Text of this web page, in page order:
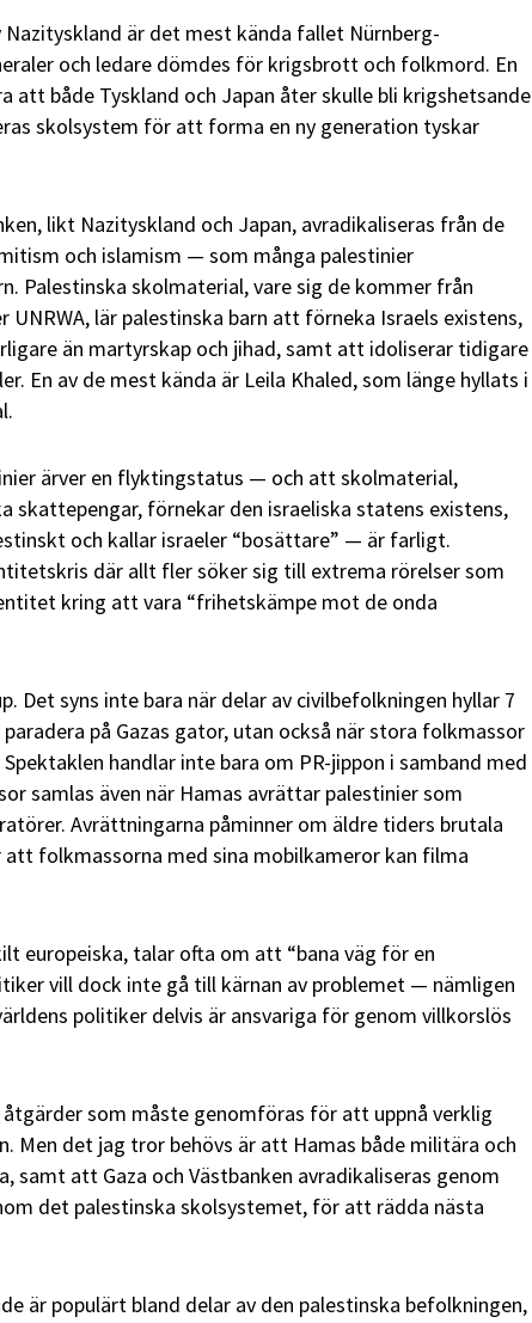
är det mest kända fallet Nürnberg-
och ledare dömdes för krigsbrott och folkmord. En
att både Tyskland och Japan åter skulle bli krigshetsande
skolsystem för att forma en ny generation tyskar
likt Nazityskland och Japan, avradikaliseras från de
och islamism — som många palestinier
Palestinska skolmaterial, vare sig de kommer från
UNRWA, lär palestinska barn att förneka Israels existens,
än martyrskap och jihad, samt att idoliserar tidigare
En av de mest kända är Leila Khaled, som länge hyllats i
ärver en flyktingstatus — och att skolmaterial,
skattepengar, förnekar den israeliska statens existens,
och kallar israeler “bosättare” — är farligt.
där allt fler söker sig till extrema rörelser som
kring att vara “frihetskämpe mot de onda
Det syns inte bara när delar av civilbefolkningen hyllar 7
på Gazas gator, utan också när stora folkmassor
handlar inte bara om PR-jippon i samband med
samlas även när Hamas avrättar palestinier som
Avrättningarna påminner om äldre tiders brutala
att folkmassorna med sina mobilkameror kan filma
europeiska, talar ofta om att “bana väg för en
vill dock inte gå till kärnan av problemet — nämligen
politiker delvis är ansvariga för genom villkorslös
som måste genomföras för att uppnå verklig
Men det jag tror behövs är att Hamas både militära och
samt att Gaza och Västbanken avradikaliseras genom
det palestinska skolsystemet, för att rädda nästa
är populärt bland delar av den palestinska befolkningen,